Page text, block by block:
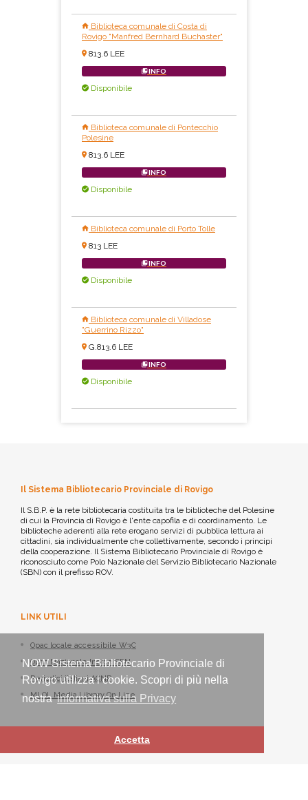
NOW Sistema Bibliotecario Provinciale di
Rovigo utilizza i cookie. Scopri di più nella
nostrainformativa sulla Privacy
Accetta
Biblioteca comunale di Costa di
Rovigo "Manfred Bernhard Buchaster"
813.6 LEE
INFO
Disponibile
Biblioteca comunale di Pontecchio
Polesine
813.6 LEE
INFO
Disponibile
Biblioteca comunale di Porto Tolle
813 LEE
INFO
Disponibile
Biblioteca comunale di Villadose
"Guerrino Rizzo"
G.813.6 LEE
INFO
Disponibile
Il Sistema Bibliotecario Provinciale di Rovigo
Il S.B.P. è la rete bibliotecaria costituita tra le biblioteche del Polesine
di cui la Provincia di Rovigo è l'ente capofila e di coordinamento. Le
biblioteche aderenti alla rete erogano servizi di pubblica lettura ai
cittadini, sia individualmente che collettivamente, secondo i principi
della cooperazione. Il Sistema Bibliotecario Provinciale di Rovigo è
riconosciuto come Polo Nazionale del Servizio Bibliotecario Nazionale
(SBN) con il prefisso ROV.
LINK UTILI
Opac locale accessibile W3C
Opac Nazionale Indice SBN
Periodici italiani ACNP
MLOL Media Library On Line